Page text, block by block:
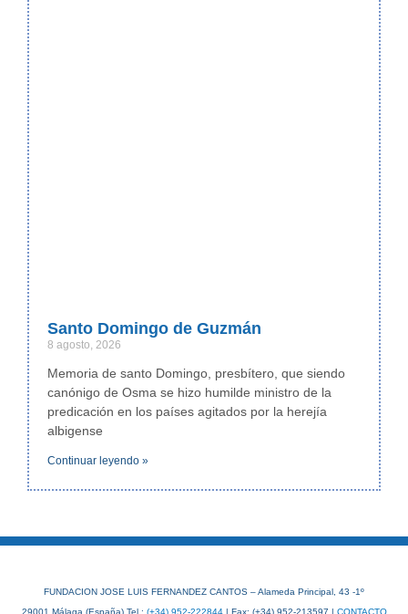
Santo Domingo de Guzmán
8 agosto, 2026
Memoria de santo Domingo, presbítero, que siendo
canónigo de Osma se hizo humilde ministro de la
predicación en los países agitados por la herejía
albigense
Continuar leyendo »
FUNDACION JOSE LUIS FERNANDEZ CANTOS – Alameda Principal, 43 -1º
29001 Málaga (España) Tel.: (+34) 952-222844| Fax: (+34) 952-213597 | CONTACTO